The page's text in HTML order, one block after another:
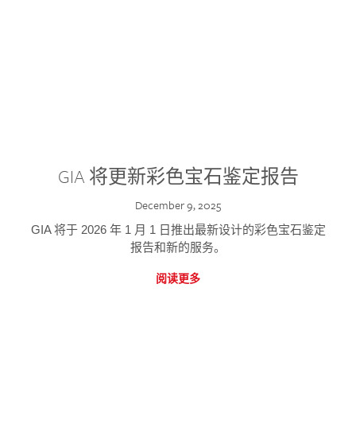
GIA 将更新彩色宝石鉴定报告
December 9, 2025
GIA 将于 2026 年 1 月 1 日推出最新设计的彩色宝石鉴定
报告和新的服务。
阅读更多